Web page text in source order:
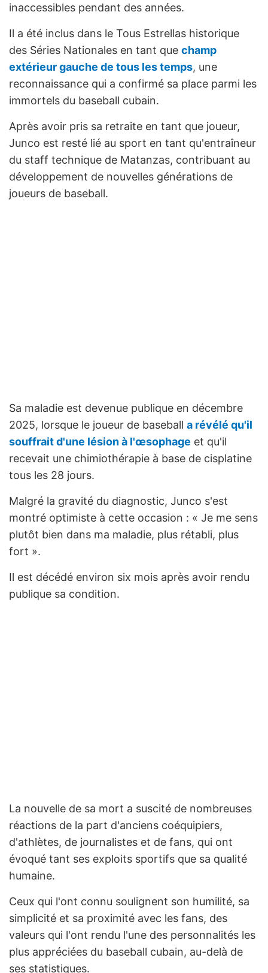
inaccessibles pendant des années.
Il a été inclus dans le Tous Estrellas historique
des Séries Nationales en tant que champ
extérieur gauche de tous les temps, une
reconnaissance qui a confirmé sa place parmi les
immortels du baseball cubain.
Après avoir pris sa retraite en tant que joueur,
Junco est resté lié au sport en tant qu'entraîneur
du staff technique de Matanzas, contribuant au
développement de nouvelles générations de
joueurs de baseball.
Sa maladie est devenue publique en décembre
2025, lorsque le joueur de baseball a révélé qu'il
souffrait d'une lésion à l'œsophage et qu'il
recevait une chimiothérapie à base de cisplatine
tous les 28 jours.
Malgré la gravité du diagnostic, Junco s'est
montré optimiste à cette occasion : « Je me sens
plutôt bien dans ma maladie, plus rétabli, plus
fort ».
Il est décédé environ six mois après avoir rendu
publique sa condition.
La nouvelle de sa mort a suscité de nombreuses
réactions de la part d'anciens coéquipiers,
d'athlètes, de journalistes et de fans, qui ont
évoqué tant ses exploits sportifs que sa qualité
humaine.
Ceux qui l'ont connu soulignent son humilité, sa
simplicité et sa proximité avec les fans, des
valeurs qui l'ont rendu l'une des personnalités les
plus appréciées du baseball cubain, au-delà de
ses statistiques.